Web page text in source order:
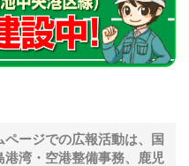
ージでの広報活動は、国
湾・空港整備事務、鹿児